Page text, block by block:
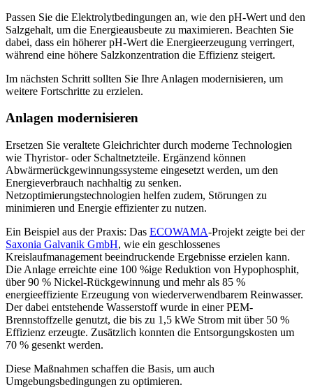
Passen Sie die Elektrolytbedingungen an, wie den pH-Wert und den
Salzgehalt, um die Energieausbeute zu maximieren. Beachten Sie
dabei, dass ein höherer pH-Wert die Energieerzeugung verringert,
während eine höhere Salzkonzentration die Effizienz steigert.
Im nächsten Schritt sollten Sie Ihre Anlagen modernisieren, um
weitere Fortschritte zu erzielen.
Anlagen modernisieren
Ersetzen Sie veraltete Gleichrichter durch moderne Technologien
wie Thyristor- oder Schaltnetzteile. Ergänzend können
Abwärmerückgewinnungssysteme eingesetzt werden, um den
Energieverbrauch nachhaltig zu senken.
Netzoptimierungstechnologien helfen zudem, Störungen zu
minimieren und Energie effizienter zu nutzen.
Ein Beispiel aus der Praxis: Das ECOWAMA-Projekt zeigte bei der
Saxonia Galvanik GmbH, wie ein geschlossenes
Kreislaufmanagement beeindruckende Ergebnisse erzielen kann.
Die Anlage erreichte eine 100 %ige Reduktion von Hypophosphit,
über 90 % Nickel-Rückgewinnung und mehr als 85 %
energieeffiziente Erzeugung von wiederverwendbarem Reinwasser.
Der dabei entstehende Wasserstoff wurde in einer PEM-
Brennstoffzelle genutzt, die bis zu 1,5 kWe Strom mit über 50 %
Effizienz erzeugte. Zusätzlich konnten die Entsorgungskosten um
70 % gesenkt werden.
Diese Maßnahmen schaffen die Basis, um auch
Umgebungsbedingungen zu optimieren.